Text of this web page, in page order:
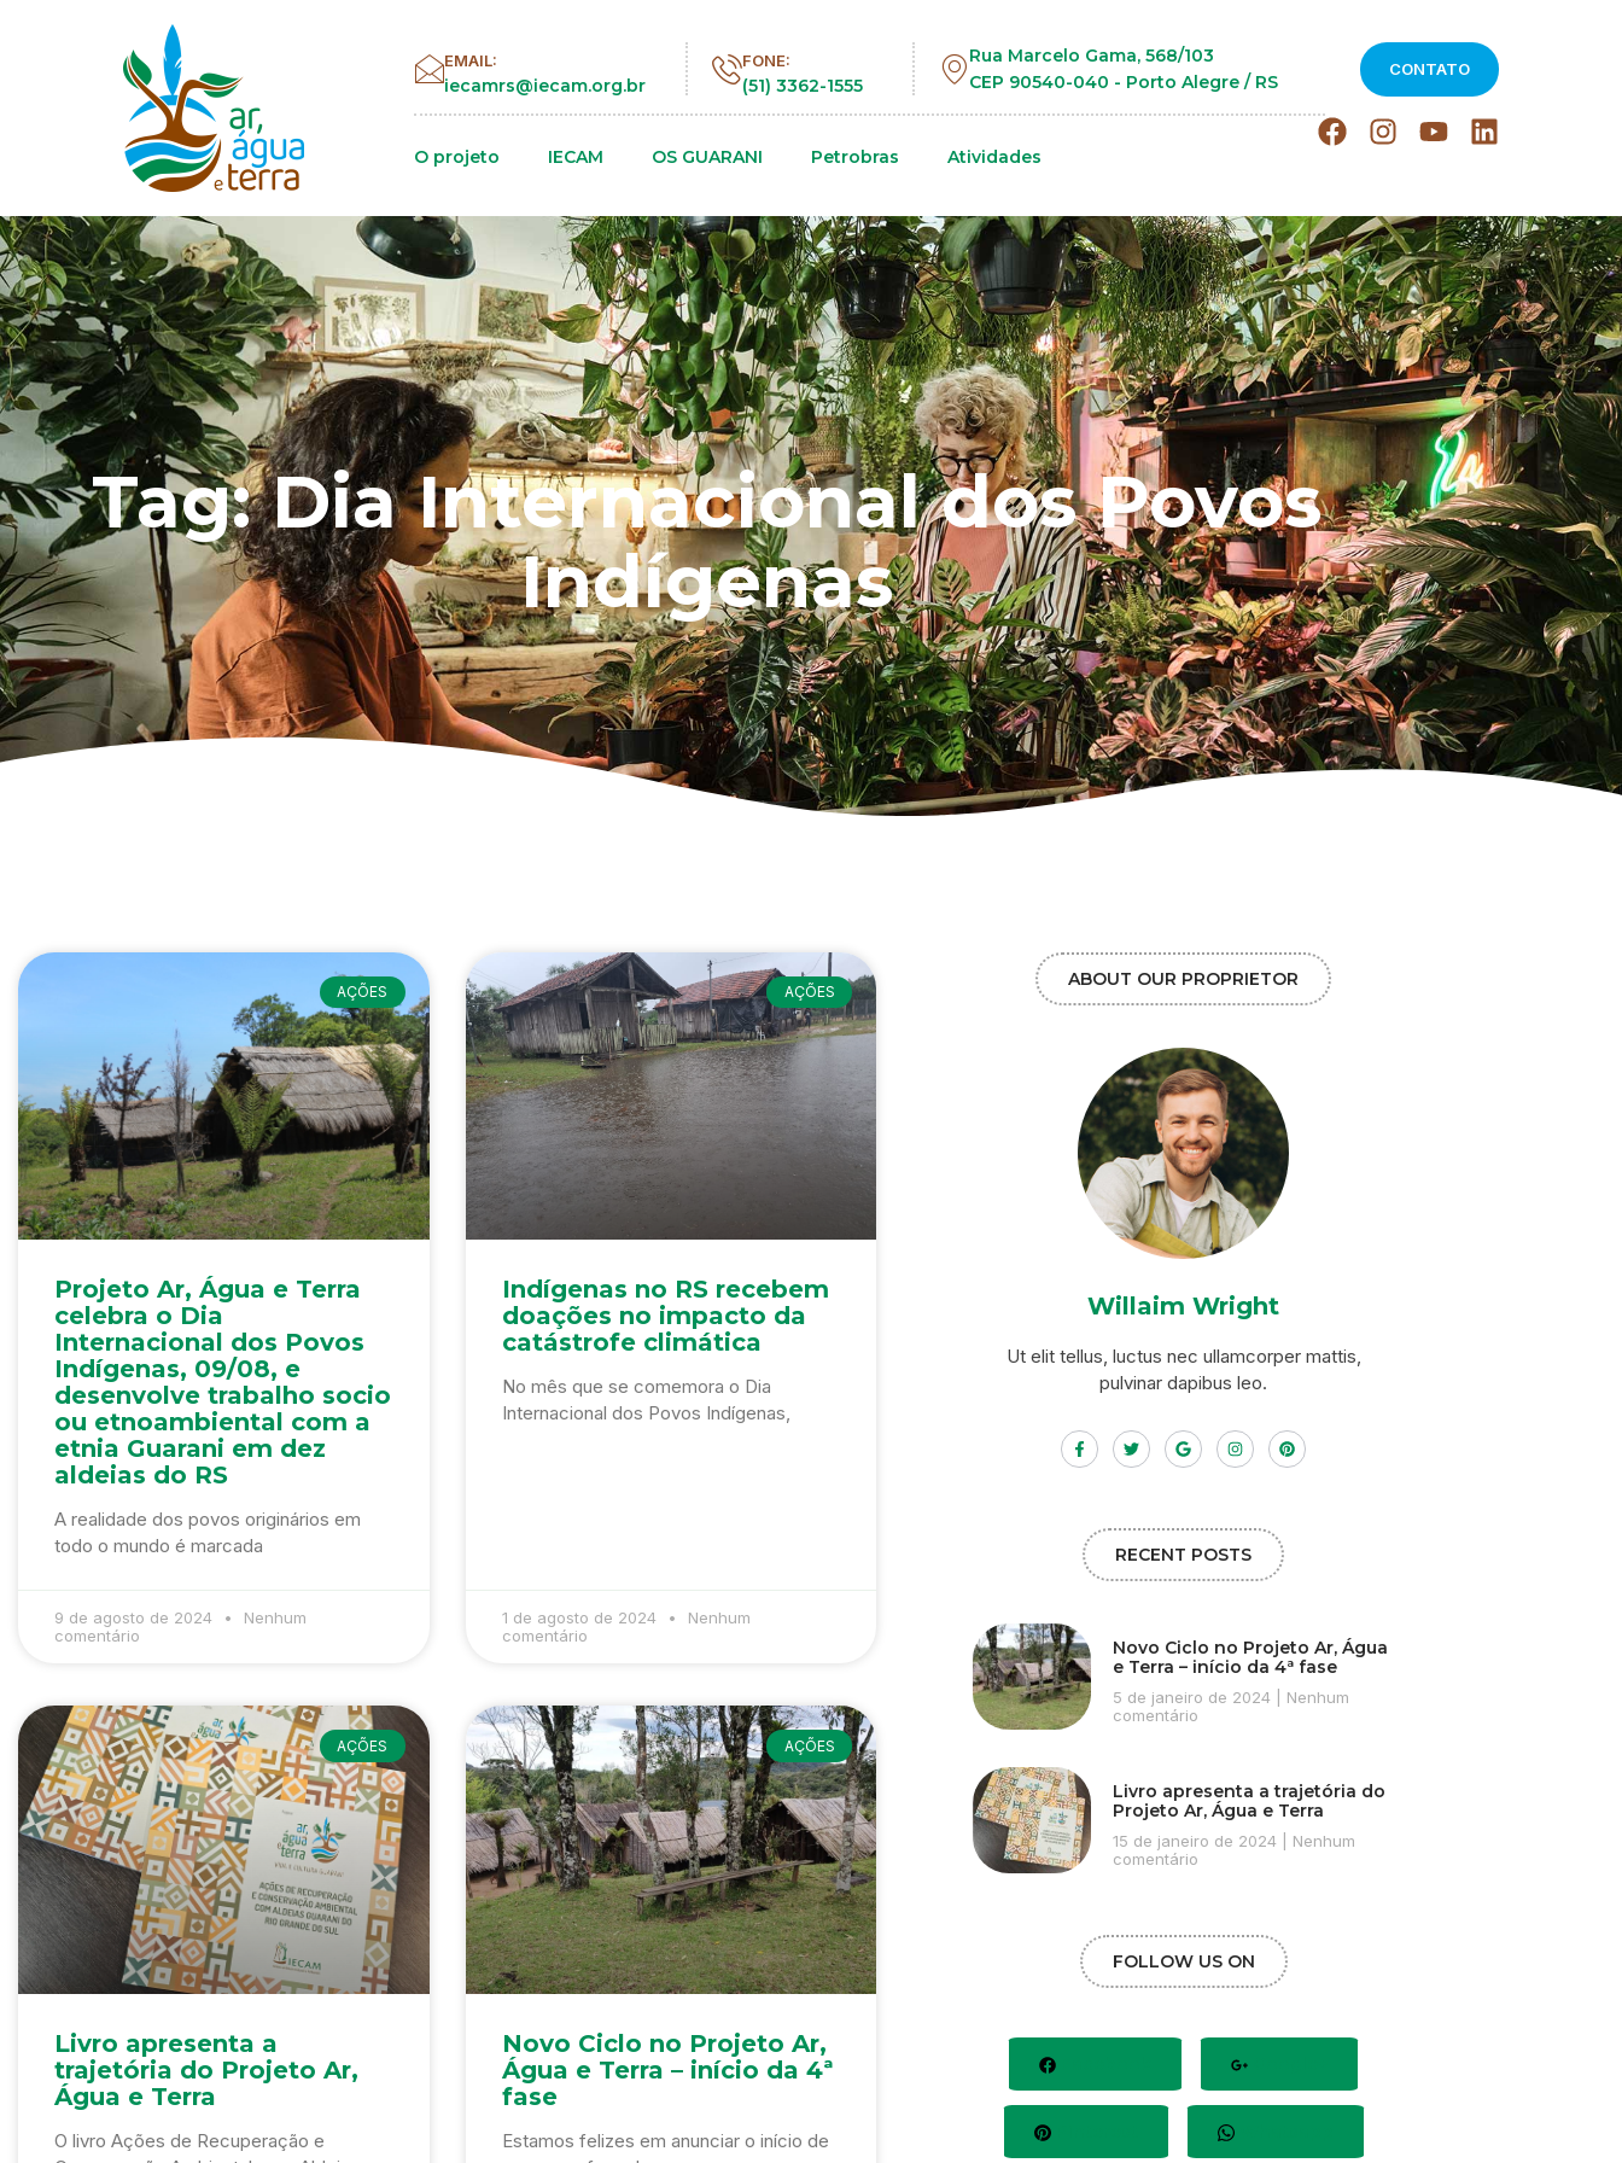
EMAIL:
iecamrs@iecam.org.br
FONE:
(51) 3362-1555
Rua Marcelo Gama, 568/103
CEP 90540-040 - Porto Alegre / RS
CONTATO
O projeto IECAM OS GUARANI Petrobras Atividades
Tag: Dia Internacional dos Povos
Indígenas
AÇÕES
Projeto Ar, Água e Terra
celebra o Dia
Internacional dos Povos
Indígenas, 09/08, e
desenvolve trabalho socio
ou etnoambiental com a
etnia Guarani em dez
aldeias do RS
A realidade dos povos originários em
todo o mundo é marcada
9 de agosto de 2024
Nenhum
comentário
AÇÕES
Indígenas no RS recebem
doações no impacto da
catástrofe climática
No mês que se comemora o Dia
Internacional dos Povos Indígenas,
1 de agosto de 2024
Nenhum
comentário
AÇÕES
Livro apresenta a
trajetória do Projeto Ar,
Água e Terra
O livro Ações de Recuperação e
AÇÕES
Novo Ciclo no Projeto Ar,
Água e Terra – início da 4ª
fase
Estamos felizes em anunciar o início de
ABOUT OUR PROPRIETOR
Willaim Wright
Ut elit tellus, luctus nec ullamcorper mattis,
pulvinar dapibus leo.
RECENT POSTS
Novo Ciclo no Projeto Ar, Água
e Terra – início da 4ª fase
5 de janeiro de 2024
Nenhum
comentário
Livro apresenta a trajetória do
Projeto Ar, Água e Terra
15 de janeiro de 2024
Nenhum
comentário
FOLLOW US ON
Pinterest Whatsapp